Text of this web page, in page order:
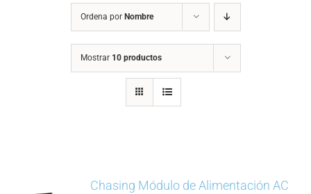
Ordena por Nombre
Mostrar 10 productos
Chasing Módulo de Alimentación AC